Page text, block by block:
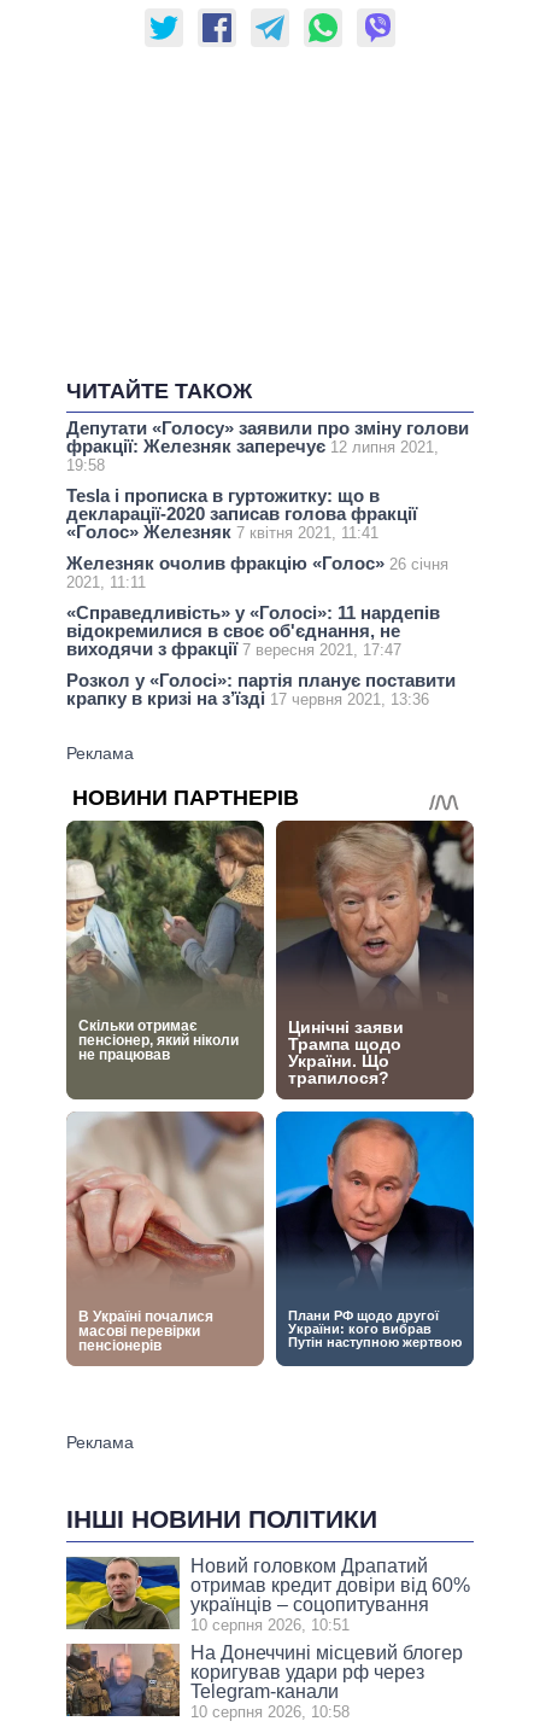
ЧИТАЙТЕ ТАКОЖ
Депутати «Голосу» заявили про зміну голови
фракції: Железняк заперечує 12 липня 2021,
19:58
Tesla і прописка в гуртожитку: що в
декларації-2020 записав голова фракції
«Голос» Железняк 7 квітня 2021, 11:41
Железняк очолив фракцію «Голос» 26 січня
2021, 11:11
«Справедливість» у «Голосі»: 11 нардепів
відокремилися в своє об'єднання, не
виходячи з фракції 7 вересня 2021, 17:47
Розкол у «Голосі»: партія планує поставити
крапку в кризі на з’їзді 17 червня 2021, 13:36
ІНШІ НОВИНИ ПОЛІТИКИ
Новий головком Драпатий
отримав кредит довіри від 60%
українців – соцопитування
10 серпня 2026, 10:51
На Донеччині місцевий блогер
коригував удари рф через
Telegram-канали
10 серпня 2026, 10:58